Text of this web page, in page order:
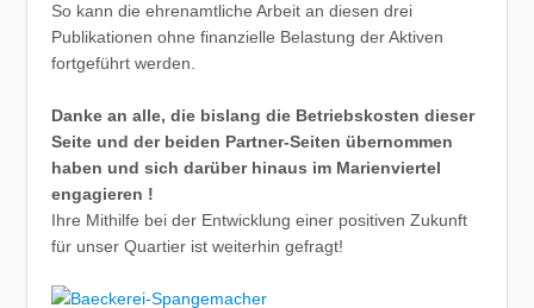
So kann die ehrenamtliche Arbeit an diesen drei
Publikationen ohne finanzielle Belastung der Aktiven
fortgeführt werden.
Danke an alle, die bislang die Betriebskosten dieser
Seite und der beiden Partner-Seiten übernommen
haben und sich darüber hinaus im Marienviertel
engagieren !
Ihre Mithilfe bei der Entwicklung einer positiven Zukunft
für unser Quartier ist weiterhin gefragt!